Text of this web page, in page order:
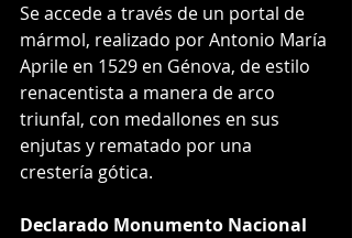
Se accede a través de un portal de
mármol, realizado por Antonio María
Aprile en 1529 en Génova, de estilo
renacentista a manera de arco
triunfal, con medallones en sus
enjutas y rematado por una
crestería gótica.
Declarado Monumento Nacional